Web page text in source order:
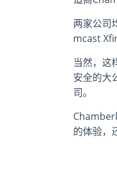
两家公司
mcast
当然，这
安全的大
司。
的体验，